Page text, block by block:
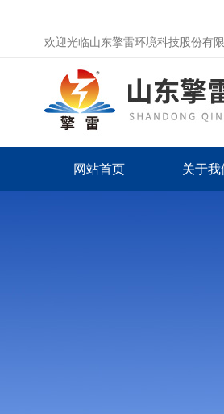
欢迎光临山东擎雷环境科技股份有
网站首页 关于我